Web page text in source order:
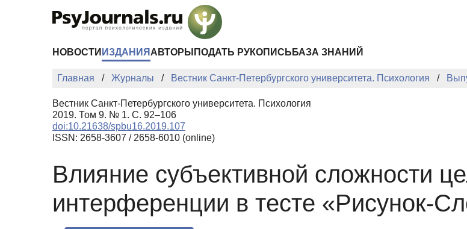
НОВОСТИ ИЗДАНИЯ АВТОРЫ ПОДАТЬ РУКОПИСЬ БАЗА ЗНАНИЙ
Главная Журналы Вестник Санкт-Петербургского университета. Психология
Вестник Санкт-Петербургского университета. Психология
2019. Том 9. № 1. С. 92–106
doi:10.21638/spbu16.2019.107
ISSN: 2658-3607 / 2658-6010 (online)
Влияние субъективной сложности
интерференции в тесте «Рисунок-